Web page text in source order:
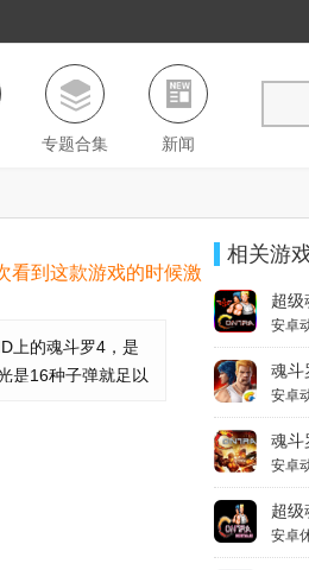
专题合集 新闻
看到这款游戏的时候激
人物选择，而且每个
上的魂斗罗4，是
是16种子弹就足以
相关游
超级
卓版
安卓
魂斗
安卓
魂斗
安卓
超级
安卓